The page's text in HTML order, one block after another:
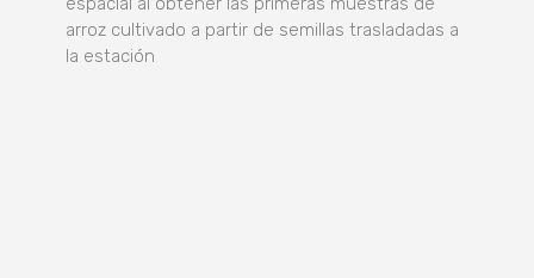
arroz cultivado a partir de semillas trasladadas a
la estación